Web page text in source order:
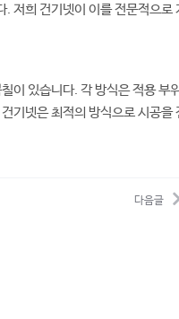
. 저희 건기넷이 이를 전문적으로
이 있습니다. 각 방식은 적용 부
기넷은 최적의 방식으로 시공을
다음글